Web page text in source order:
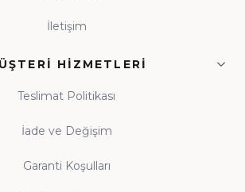
İletişim
HIZMETLERI
Teslimat Politikası
İade ve Değişim
Garanti Koşulları